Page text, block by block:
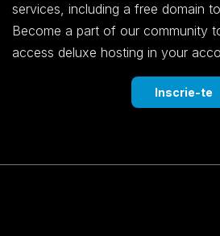
services, including a free domain
Become a part of our community
access deluxe hosting in your
Inscrie-te